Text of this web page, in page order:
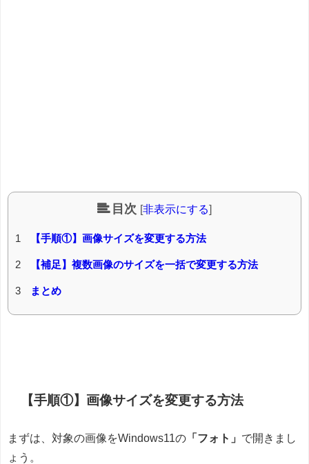
目次 [非表示にする]
1 【手順①】画像サイズを変更する方法
2 【補足】複数画像のサイズを一括で変更する方法
3 まとめ
【手順①】画像サイズを変更する方法
まずは、対象の画像をWindows11の 「フォト」 で開きまし
ょう。